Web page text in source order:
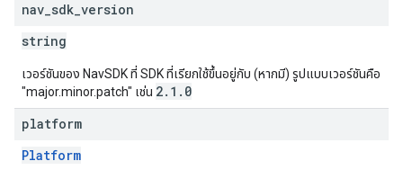
nav sdk version
string
เวอร์ชันของ NavSDK ที่ SDK ที่เรียกใช้ขึ้นอยู่กับ (หากมี) รูปแบบเวอร์ชันคือ
"major.minor.patch" เช่น 2.1.0
platform
Platform